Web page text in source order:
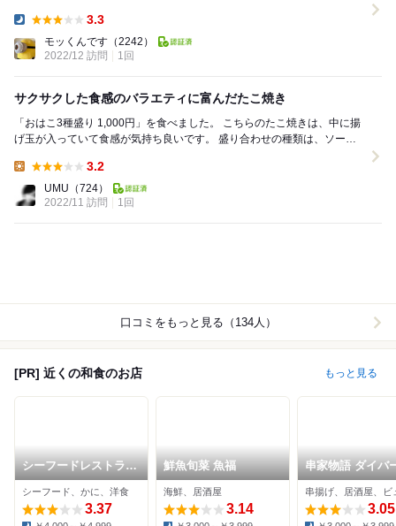
3.3
モッくんです （2242）
2022/12 訪問
1回
サクサクした食感のバラエティに富んだたこ焼き
「おはこ3種盛り 1,000円」を食べました。 こちらのたこ焼きは、中に揚
げ玉が入っていて食感が気持ち良いです。 盛り合わせの種類は、ソース
3.2
UMU （724）
2022/11 訪問
1回
口コミをもっと見る（134人）
[PR] 近くの和食のお店 もっと見る
シーフードレストラン
メヒコ 東京ベイ有明
店
シーフード、かに、洋食
3.37
鮮魚旬菜 魚福
海鮮、居酒屋
3.14
串家物語 ダイバ
ティ東京プラザ店
3.05